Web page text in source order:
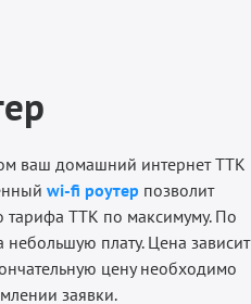
ваш домашний интернет ТТК
wi-fi роутер позволит
тарифа ТТК по максимуму. По
плату. Цена зависит
цену необходимо
заявки.